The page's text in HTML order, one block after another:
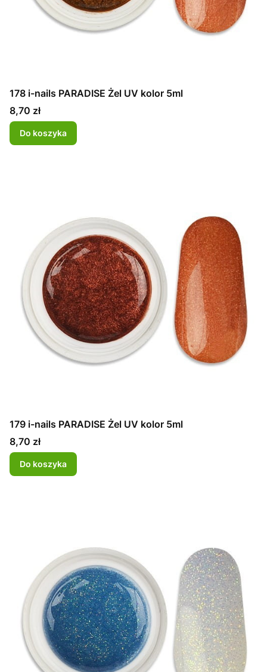
178 i-nails PARADISE Żel UV kolor 5ml
Cena
8,70 zł
Do koszyka
179 i-nails PARADISE Żel UV kolor 5ml
Cena
8,70 zł
Do koszyka